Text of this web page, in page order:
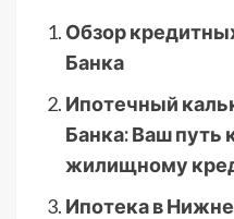
Обзор
Банка
Ипотечный
Банка: Ваш путь
жилищному
Ипотека в